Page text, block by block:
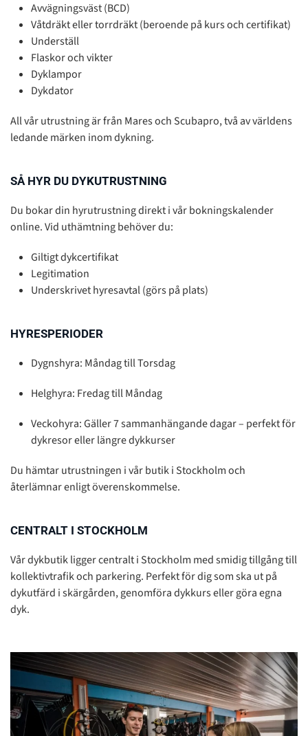
Avvägningsväst (BCD)
Våtdräkt eller torrdräkt (beroende på kurs och certifikat)
Underställ
Flaskor och vikter
Dyklampor
Dykdator
All vår utrustning är från Mares och Scubapro, två av världens
ledande märken inom dykning.
SÅ HYR DU DYKUTRUSTNING
Du bokar din hyrutrustning direkt i vår bokningskalender
online. Vid uthämtning behöver du:
Giltigt dykcertifikat
Legitimation
Underskrivet hyresavtal (görs på plats)
HYRESPERIODER
Dygnshyra: Måndag till Torsdag
Helghyra: Fredag till Måndag
Veckohyra:Gäller 7 sammanhängande dagar – perfekt för
dykresor eller längre dykkurser
Du hämtar utrustningen i vår butik i Stockholm och
återlämnar enligt överenskommelse.
CENTRALT I STOCKHOLM
Vår dykbutik ligger centralt i Stockholm med smidig tillgång till
kollektivtrafik och parkering. Perfekt för dig som ska ut på
dykutfärd i skärgården, genomföra dykkurs eller göra egna
dyk.